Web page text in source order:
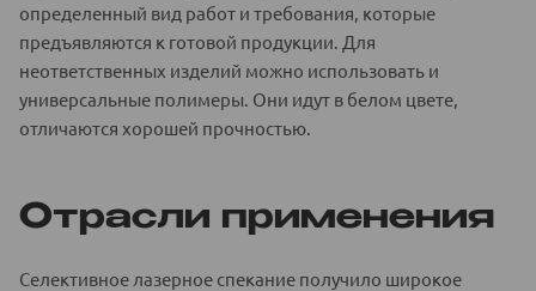
определенный вид работ и требования, которые
предъявляются к готовой продукции. Для
неответственных изделий можно использовать и
универсальные полимеры. Они идут в белом цвете,
отличаются хорошей прочностью.
Отрасли применения
Селективное лазерное спекание получило широкое